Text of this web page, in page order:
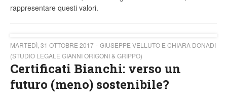
rappresentare questi valori.
MARTEDÌ, 31 OTTOBRE 2017
GIUSEPPE VELLUTO E CHIARA DONADI
(STUDIO LEGALE GIANNI ORIGONI & GRIPPO)
Certificati Bianchi: verso un
futuro (meno) sostenibile?